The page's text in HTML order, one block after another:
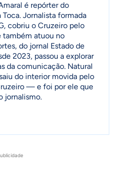
é repórter do
Toca. Jornalista formada
cobriu o Cruzeiro pelo
também atuou no
do jornal Estado de
2023, passou a explorar
da comunicação. Natural
do interior movida pelo
— e foi por ele que
jornalismo.